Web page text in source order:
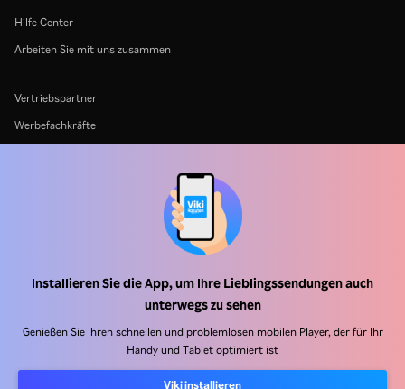
Installieren Sie die App, um Ihre Lieblingssendungen auch
unterwegs zu sehen
Genießen Sie Ihren schnellen und problemlosen mobilen Player, der für Ihr
Handy und Tablet optimiert ist
Viki installieren
Hilfe Center
Arbeiten Sie mit uns zusammen
Vertriebspartner
Werbefachkräfte
Richtlinie zu Cookies und Tracking-Technologien
Urheberrechtsrichtlinie